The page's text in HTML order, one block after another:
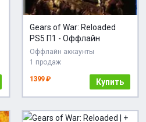
Gears of War: Reloaded
PS5 П1 - Оффлайн
Оффлайн аккаунты
1 продаж
1399 ₽ Купить